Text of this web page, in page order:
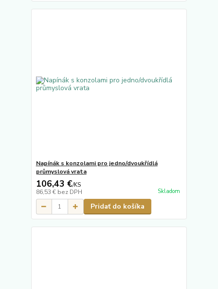
Napínák s konzolami pro jedno/dvoukřídlá
průmyslová vrata
106,43 €/KS
86,53 € bez DPH Skladom
Pridať do košíka